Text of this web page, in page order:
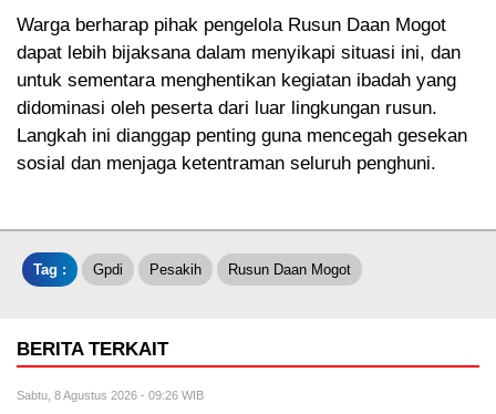
Warga berharap pihak pengelola Rusun Daan Mogot
dapat lebih bijaksana dalam menyikapi situasi ini, dan
untuk sementara menghentikan kegiatan ibadah yang
didominasi oleh peserta dari luar lingkungan rusun.
Langkah ini dianggap penting guna mencegah gesekan
sosial dan menjaga ketentraman seluruh penghuni.
Tag : Gpdi Pesakih Rusun Daan Mogot
BERITA TERKAIT
Sabtu, 8 Agustus 2026 - 09:26 WIB